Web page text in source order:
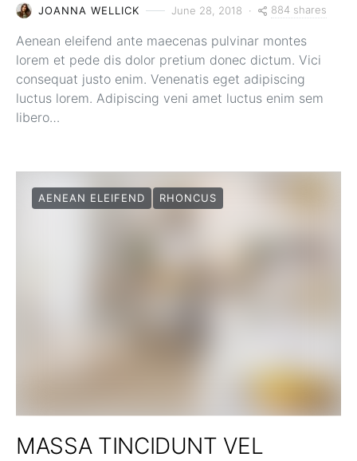
JOANNA WELLICK June 28, 2018 884 shares
Aenean eleifend ante maecenas pulvinar montes
lorem et pede dis dolor pretium donec dictum. Vici
consequat justo enim. Venenatis eget adipiscing
luctus lorem. Adipiscing veni amet luctus enim sem
libero…
AENEAN ELEIFEND RHONCUS
MASSA TINCIDUNT VEL